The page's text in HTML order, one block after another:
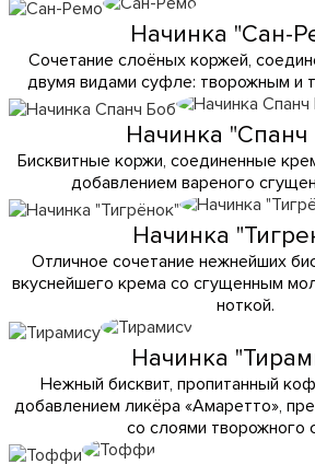
Начинка "Сан-
Сочетание слоёных коржей,
двумя видами суфле: творожным и
Начинка "Спанч
Бисквитные коржи, соединенные
добавлением вареного
Начинка
Отличное сочетание нежнейших
вкуснейшего крема со сгущенным
ноткой.
Начинка
Нежный бисквит, пропитанный
добавлением ликёра «Амаретто»,
со слоями творожного